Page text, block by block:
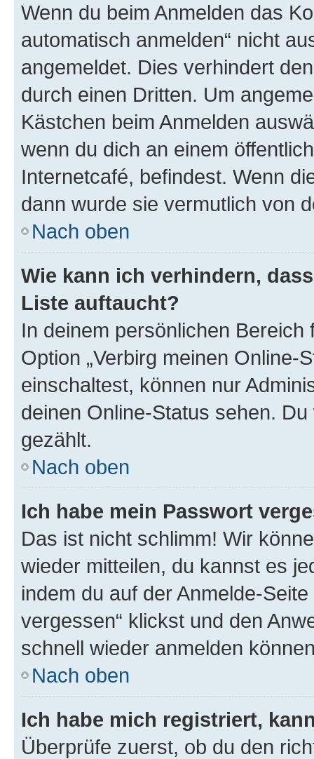
Wenn du beim Anmelden das
automatisch anmelden“ nicht
angemeldet. Dies verhindert
durch einen Dritten. Um
Kästchen beim Anmelden
wenn du dich an einem
Internetcafé, befindest. Wenn
dann wurde sie vermutlich von
Nach oben
Wie kann ich verhindern,
Liste auftaucht?
In deinem persönlichen
Option „Verbirg meinen Online-
einschaltest, können nur
deinen Online-Status sehen.
gezählt.
Nach oben
Ich habe mein Passwort
Das ist nicht schlimm! Wir
wieder mitteilen, du kannst es
indem du auf der Anmelde-
vergessen“ klickst und den
schnell wieder anmelden
Nach oben
Ich habe mich registriert,
Überprüfe zuerst, ob du den